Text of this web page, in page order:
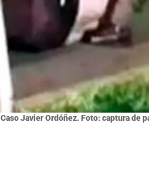
Caso Javier Ordóñez. Foto: captura de